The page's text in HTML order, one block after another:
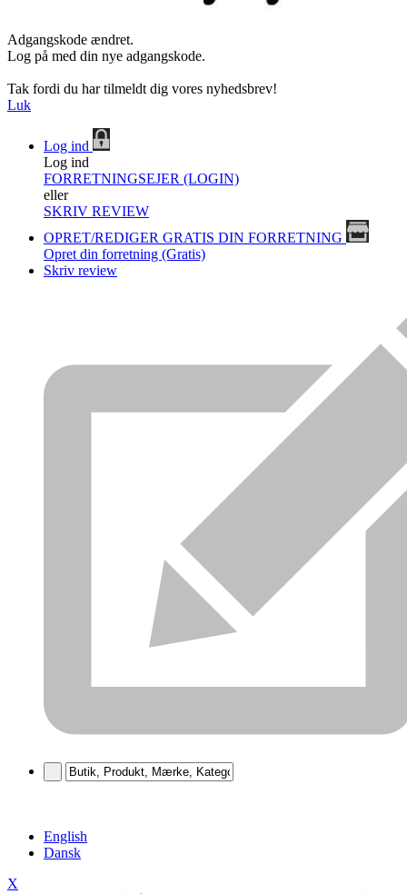
Adgangskode ændret.
Log på med din nye adgangskode.
Tak fordi du har tilmeldt dig vores nyhedsbrev!
Luk
Log ind
Log ind
FORRETNINGSEJER (LOGIN)
eller
SKRIV REVIEW
OPRET/REDIGER GRATIS DIN FORRETNING
Opret din forretning (Gratis)
Skriv review
English
Dansk
X